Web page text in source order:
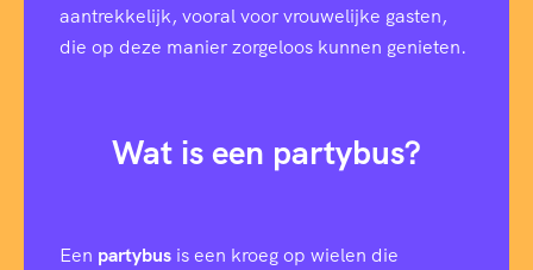
aantrekkelijk, vooral voor vrouwelijke gasten,
die op deze manier zorgeloos kunnen genieten.
Wat is een partybus?
Een partybus is een kroeg op wielen die